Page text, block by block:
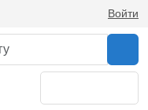
Войти